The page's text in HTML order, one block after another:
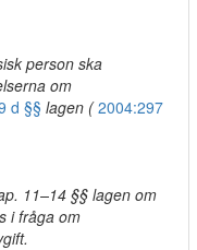
person ska
om
d §§ lagen ( 2004:297
11–14 §§ lagen om
i fråga om